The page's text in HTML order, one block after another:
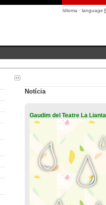
Idioma · language
Notícia
Gaudim del Teatre La Lianta